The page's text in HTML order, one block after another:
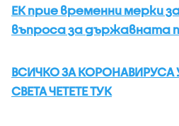
ЕК прие временни мерки
въпроса за държавната
ВСИЧКО ЗА КОРОНАВИРУСА
СВЕТА ЧЕТЕТЕ ТУК